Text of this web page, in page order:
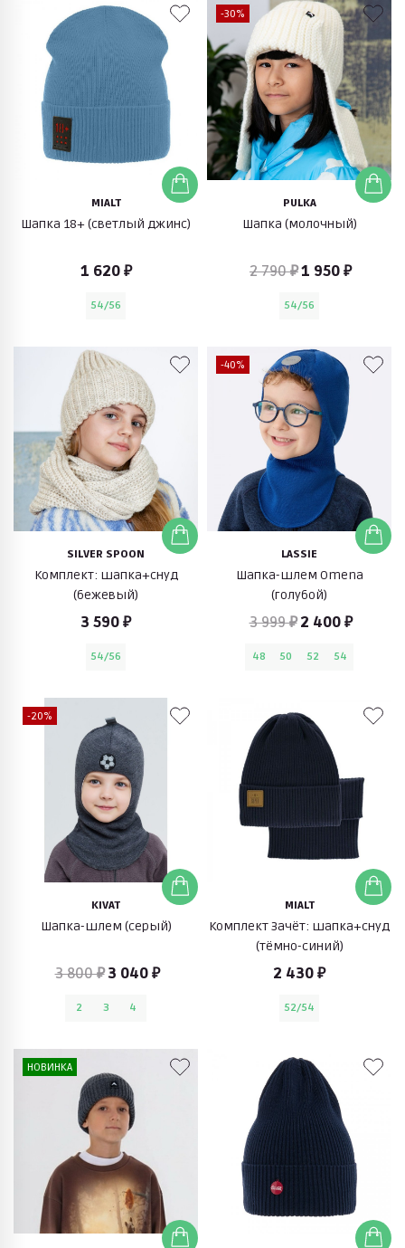
MIALT
Шапка 18+ (светлый джинс)
1 620 ₽
54/56
-30%
PULKA
Шапка (молочный)
2 790 ₽1 950 ₽
54/56
SILVER SPOON
Комплект: шапка+снуд
(бежевый)
3 590 ₽
54/56
-40%
LASSIE
Шапка-шлем Omena
(голубой)
3 999 ₽ 2 400 ₽
48 50 52 54
-20%
KIVAT
Шапка-шлем (серый)
3 800 ₽3 040 ₽
2 3 4
MIALT
Комплект Зачёт: шапка+снуд
(тёмно-синий)
2 430 ₽
52/54
НОВИНКА